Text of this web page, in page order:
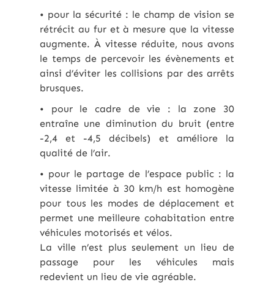
• pour la sécurité : le champ de vision se
rétrécit au fur et à mesure que la vitesse
augmente. À vitesse réduite, nous avons
le temps de percevoir les évènements et
ainsi d’éviter les collisions par des arrêts
brusques.
• pour le cadre de vie : la zone 30
entraîne une diminution du bruit (entre
-2,4 et -4,5 décibels) et améliore la
qualité de l’air.
• pour le partage de l’espace public : la
vitesse limitée à 30 km/h est homogène
pour tous les modes de déplacement et
permet une meilleure cohabitation entre
véhicules motorisés et vélos.
La ville n’est plus seulement un lieu de
passage pour les véhicules mais
redevient un lieu de vie agréable.